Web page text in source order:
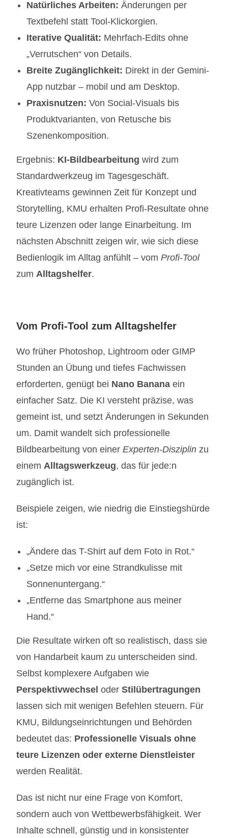
Natürliches Arbeiten: Änderungen per
Textbefehl statt Tool-Klickorgien.
Iterative Qualität: Mehrfach-Edits ohne
„Verrutschen“ von Details.
Breite Zugänglichkeit: Direkt in der Gemini-
App nutzbar – mobil und am Desktop.
Praxisnutzen: Von Social-Visuals bis
Produktvarianten, von Retusche bis
Szenenkomposition.
Ergebnis: KI-Bildbearbeitung wird zum
Standardwerkzeug im Tagesgeschäft.
Kreativteams gewinnen Zeit für Konzept und
Storytelling, KMU erhalten Profi-Resultate ohne
teure Lizenzen oder lange Einarbeitung. Im
nächsten Abschnitt zeigen wir, wie sich diese
Bedienlogik im Alltag anfühlt – vomProfi-Tool
zum Alltagshelfer.
Vom Profi-Tool zum Alltagshelfer
Wo früher Photoshop, Lightroom oder GIMP
Stunden an Übung und tiefes Fachwissen
erforderten, genügt bei Nano Banana ein
einfacher Satz. Die KI versteht präzise, was
gemeint ist, und setzt Änderungen in Sekunden
um. Damit wandelt sich professionelle
Bildbearbeitung von einerExperten-Disziplin zu
einem Alltagswerkzeug, das für jede:n
zugänglich ist.
Beispiele zeigen, wie niedrig die Einstiegshürde
ist:
„Ändere das T-Shirt auf dem Foto in Rot.“
„Setze mich vor eine Strandkulisse mit
Sonnenuntergang.“
„Entferne das Smartphone aus meiner
Hand.“
Die Resultate wirken oft so realistisch, dass sie
von Handarbeit kaum zu unterscheiden sind.
Selbst komplexere Aufgaben wie
Perspektivwechsel oderStilübertragungen
lassen sich mit wenigen Befehlen steuern. Für
KMU, Bildungseinrichtungen und Behörden
bedeutet das: Professionelle Visuals ohne
teure Lizenzen oder externe Dienstleister
werden Realität.
Das ist nicht nur eine Frage von Komfort,
sondern auch von Wettbewerbsfähigkeit. Wer
Inhalte schnell, günstig und in konsistenter